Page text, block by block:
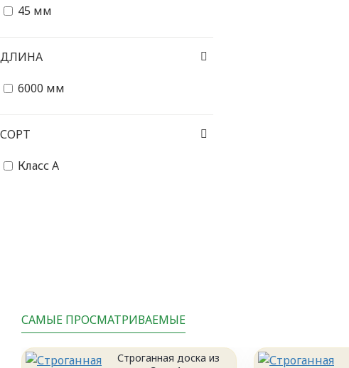
45 мм
ДЛИНА
6000 мм
СОРТ
Класс А
САМЫЕ ПРОСМАТРИВАЕМЫЕ
Строганная доска из